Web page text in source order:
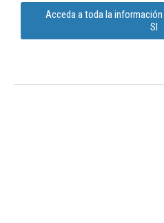
Acceda a toda la
Sl